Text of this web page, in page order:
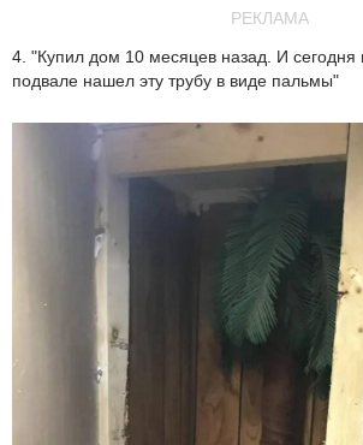
РЕКЛАМА
4. "Купил дом 10 месяцев назад. И сегодня
подвале нашел эту трубу в виде пальмы"